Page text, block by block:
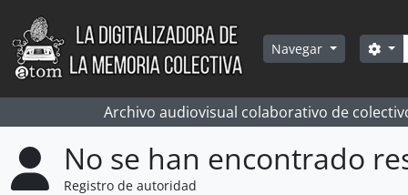
Skip to main content
Navegar
Archivo audiovisual colaborativo de
No se han encontrado
Registro de autoridad